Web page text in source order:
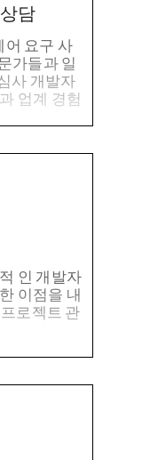
담
요구 사
가들과 일
사 개발자
업계 경험
인 개발자
이점을 내
로젝트 관